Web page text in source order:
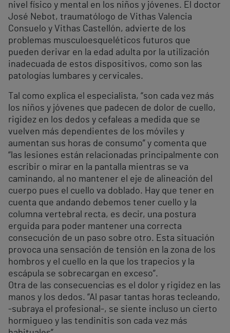
nivel físico y mental en los niños y jóvenes. El doctor
José Nebot, traumatólogo de Vithas Valencia
Consuelo y Vithas Castellón, advierte de los
problemas musculoesqueléticos futuros que
pueden derivar en la edad adulta por la utilización
inadecuada de estos dispositivos, como son las
patologías lumbares y cervicales.
Tal como explica el especialista, “son cada vez más
los niños y jóvenes que padecen de dolor de cuello,
rigidez en los dedos y cefaleas a medida que se
vuelven más dependientes de los móviles y
aumentan sus horas de consumo” y comenta que
“las lesiones están relacionadas principalmente con
escribir o mirar en la pantalla mientras se va
caminando, al no mantener el eje de alineación del
cuerpo pues el cuello va doblado. Hay que tener en
cuenta que andando debemos tener cuello y la
columna vertebral recta, es decir, una postura
erguida para poder mantener una correcta
consecución de un paso sobre otro. Esta situación
provoca una sensación de tensión en la zona de los
hombros y el cuello en la que los trapecios y la
escápula se sobrecargan en exceso”.
Otra de las consecuencias es el dolor y rigidez en las
manos y los dedos. “Al pasar tantas horas tecleando,
-subraya el profesional-, se siente incluso un cierto
hormigueo y las tendinitis son cada vez más